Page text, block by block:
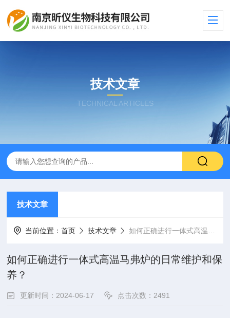
技术文章
TECHNICAL ARTICLES
技术文章
当前位置：首页 技术文章 如何正确进行一体式高温马弗炉的日常维护和保养？
如何正确进行一体式高温马弗炉的日常维护和保
养？
更新时间：2024-06-17 点击次数：2491